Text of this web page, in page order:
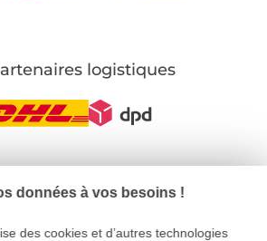
logistiques
Mentions légales
allemande
données à vos besoins !
des cookies et d’autres technologies